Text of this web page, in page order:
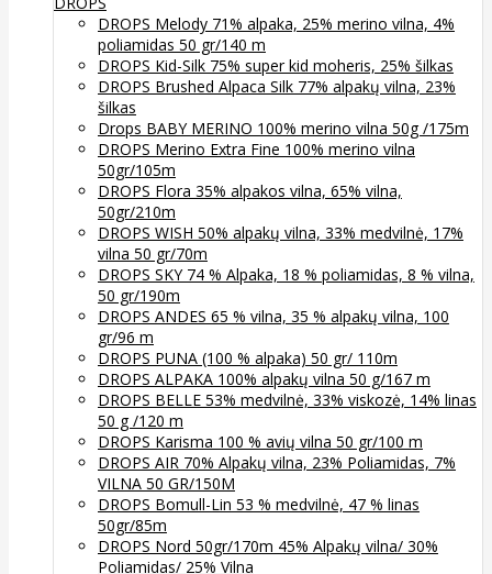
DROPS Melody 71% alpaka, 25% merino vilna, 4%
poliamidas 50 gr/140 m
DROPS Kid-Silk 75% super kid moheris, 25% šilkas
DROPS Brushed Alpaca Silk 77% alpakų vilna, 23%
šilkas
Drops BABY MERINO 100% merino vilna 50g /175m
DROPS Merino Extra Fine 100% merino vilna
50gr/105m
DROPS Flora 35% alpakos vilna, 65% vilna,
50gr/210m
DROPS WISH 50% alpakų vilna, 33% medvilnė, 17%
vilna 50 gr/70m
DROPS SKY 74 % Alpaka, 18 % poliamidas, 8 % vilna,
50 gr/190m
DROPS ANDES 65 % vilna, 35 % alpakų vilna, 100
gr/96 m
DROPS PUNA (100 % alpaka) 50 gr/ 110m
DROPS ALPAKA 100% alpakų vilna 50 g/167 m
DROPS BELLE 53% medvilnė, 33% viskozė, 14% linas
50 g /120 m
DROPS Karisma 100 % avių vilna 50 gr/100 m
DROPS AIR 70% Alpakų vilna, 23% Poliamidas, 7%
VILNA 50 GR/150M
DROPS Bomull-Lin 53 % medvilnė, 47 % linas
50gr/85m
DROPS Nord 50gr/170m 45% Alpakų vilna/ 30%
Poliamidas/ 25% Vilna